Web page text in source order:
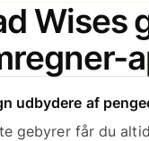
Wises
udbydere af
gebyrer får du